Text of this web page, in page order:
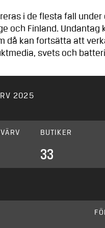
i de flesta fall
och Finland.
då kan fortsätta att
svets och
2025
BUTIKER
33